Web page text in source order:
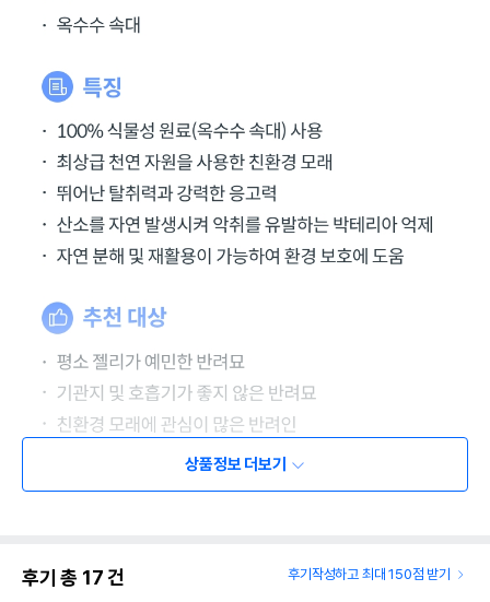
상품정보 더보기
후기 총 17건 후기작성하고 최대 150점 받기